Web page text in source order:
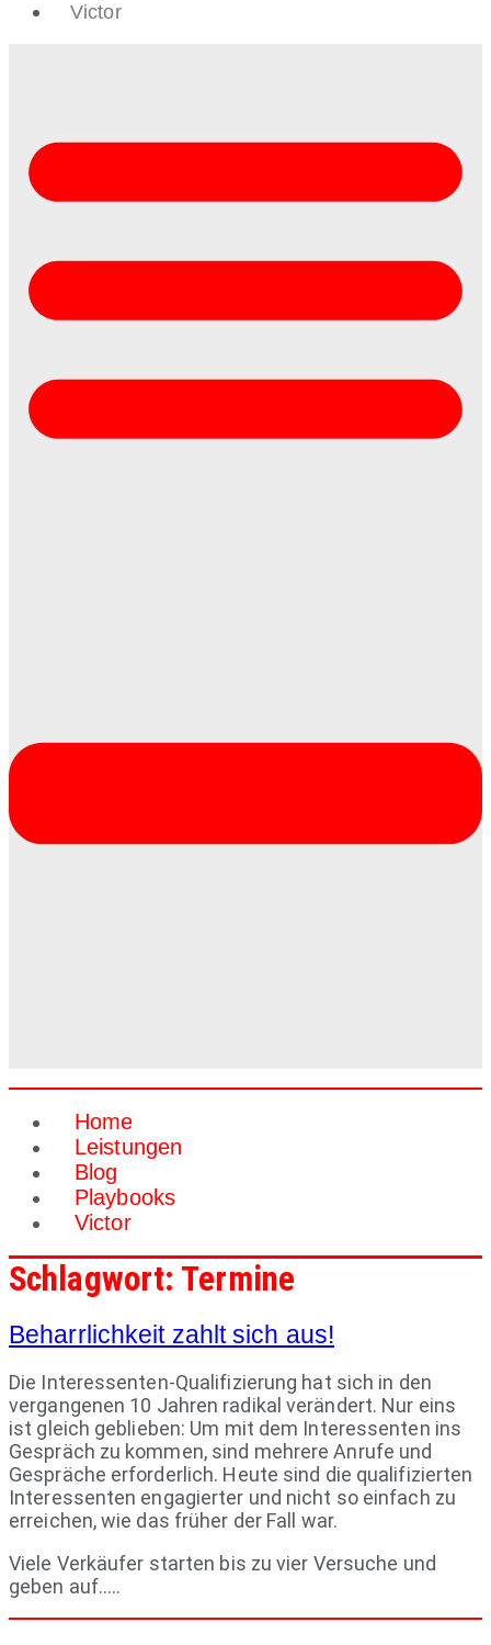
Victor
Home
Leistungen
Blog
Playbooks
Victor
Schlagwort: Termine
Beharrlichkeit zahlt sich aus!
Die Interessenten-Qualifizierung hat sich in den
vergangenen 10 Jahren radikal verändert. Nur eins
ist gleich geblieben: Um mit dem Interessenten ins
Gespräch zu kommen, sind mehrere Anrufe und
Gespräche erforderlich. Heute sind die qualifizierten
Interessenten engagierter und nicht so einfach zu
erreichen, wie das früher der Fall war.
Viele Verkäufer starten bis zu vier Versuche und
geben auf…..